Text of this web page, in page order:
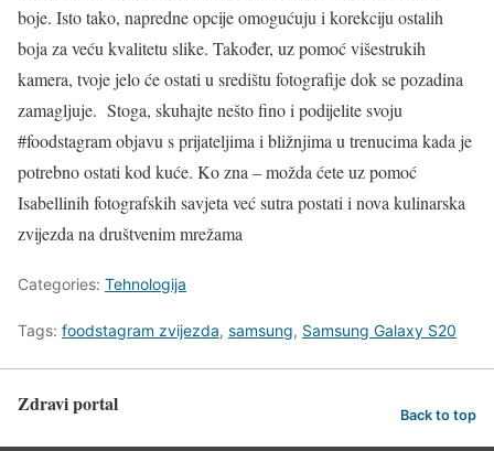
boje. Isto tako, napredne opcije omogućuju i korekciju ostalih
boja za veću kvalitetu slike. Također, uz pomoć višestrukih
kamera, tvoje jelo će ostati u središtu fotografije dok se pozadina
zamagljuje. Stoga, skuhajte nešto fino i podijelite svoju
#foodstagram objavu s prijateljima i bližnjima u trenucima kada je
potrebno ostati kod kuće. Ko zna – možda ćete uz pomoć
Isabellinih fotografskih savjeta već sutra postati i nova kulinarska
zvijezda na društvenim mrežama
Categories: Tehnologija
Tags: foodstagram zvijezda, samsung, Samsung Galaxy S20
Zdravi portal Back to top